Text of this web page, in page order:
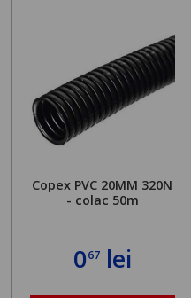
Copex PVC 20MM 320N
- colac 50m
067lei